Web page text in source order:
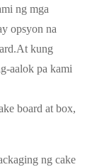
ng mga
opsyon na
kung
aalok pa kami
board at box,
ng cake